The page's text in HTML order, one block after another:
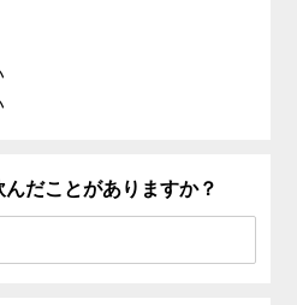
だことがありますか？